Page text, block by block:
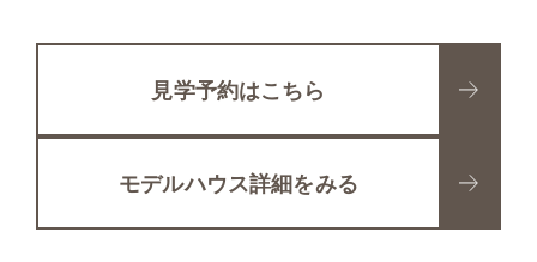
見学予約はこちら
モデルハウス詳細をみる